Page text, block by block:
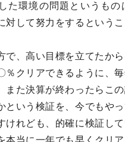
た環境の問題というもの
対して努力をするという
、高い目標を立てたから
％クリアできるように、
また決算が終わったらこ
という検証を、今でもや
けれども、的確に検証し
本当に一年でも早くクリア